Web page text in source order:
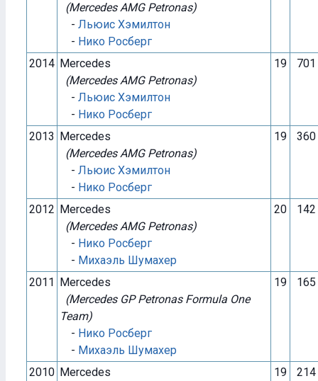
(Mercedes AMG Petronas)
- Льюис Хэмилтон
- Нико Росберг
2014 Mercedes
(Mercedes AMG Petronas)
- Льюис Хэмилтон
- Нико Росберг
19 701
2013 Mercedes
(Mercedes AMG Petronas)
- Льюис Хэмилтон
- Нико Росберг
19 360
2012 Mercedes
(Mercedes AMG Petronas)
- Нико Росберг
- Михаэль Шумахер
20 142
2011 Mercedes
(Mercedes GP Petronas Formula One
Team)
- Нико Росберг
- Михаэль Шумахер
19 165
2010 Mercedes
19 214